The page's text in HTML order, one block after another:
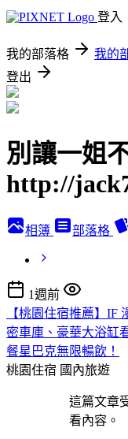
登入
我的部落格 我的
登出
別讓一姐
http://
相簿 部落格
1週前
【桃園住宿推薦】IF
密車庫、豪華大浴缸
餐星巴克無限暢飲！
桃園住宿 國內旅遊
這篇文章
看內容。